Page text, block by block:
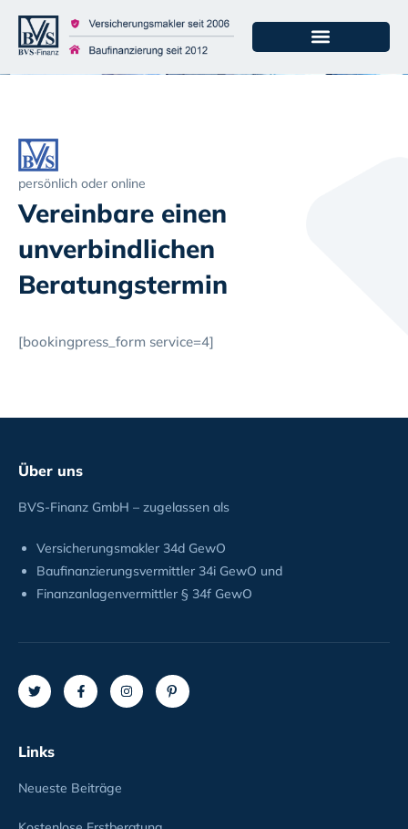
persönlich oder online
Vereinbare einen
unverbindlichen
Beratungstermin
[bookingpress_form service=4]
Über uns
BVS-Finanz GmbH – zugelassen als
Versicherungsmakler 34d GewO
Baufinanzierungsvermittler 34i GewO und
Finanzanlagenvermittler § 34f GewO
Links
Neueste Beiträge